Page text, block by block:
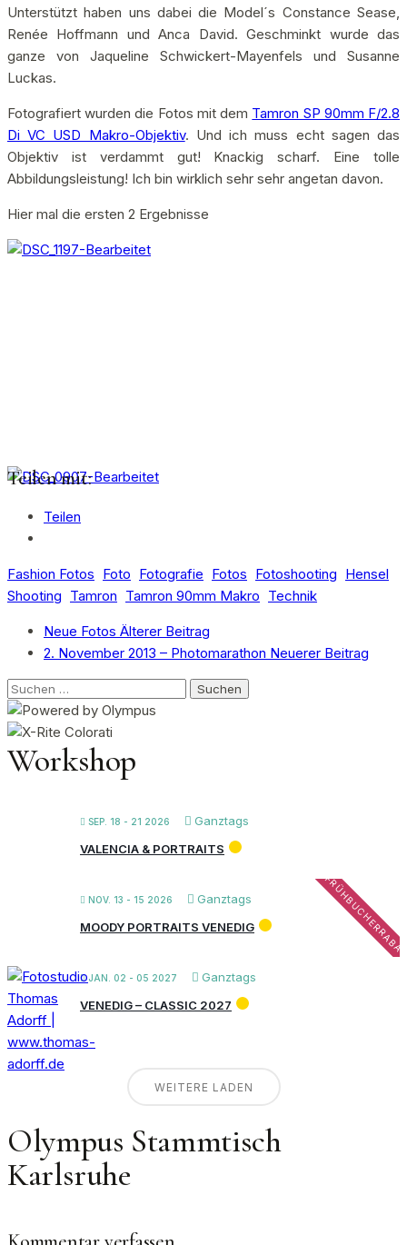
Unterstützt haben uns dabei die Model´s Constance Sease,
Renée Hoffmann und Anca David. Geschminkt wurde das
ganze von Jaqueline Schwickert-Mayenfels und Susanne
Luckas.
Fotografiert wurden die Fotos mit dem Tamron SP 90mm F/2.8
Di VC USD Makro-Objektiv. Und ich muss echt sagen das
Objektiv ist verdammt gut! Knackig scharf. Eine tolle
Abbildungsleistung! Ich bin wirklich sehr sehr angetan davon.
Hier mal die ersten 2 Ergebnisse
Teilen mit:
Teilen
Fashion Fotos Foto Fotografie Fotos Fotoshooting Hensel
Shooting Tamron Tamron 90mm Makro Technik
Neue Fotos Älterer Beitrag
2. November 2013 – Photomarathon Neuerer Beitrag
Suchen
nach:
Workshop
SEP. 18 - 21 2026
Ganztags
VALENCIA & PORTRAITS
NOV. 13 - 15 2026 Ganztags
MOODY PORTRAITS VENEDIG
JAN. 02 - 05 2027
Ganztags
VENEDIG – CLASSIC 2027
WEITERE LADEN
Olympus Stammtisch
Karlsruhe